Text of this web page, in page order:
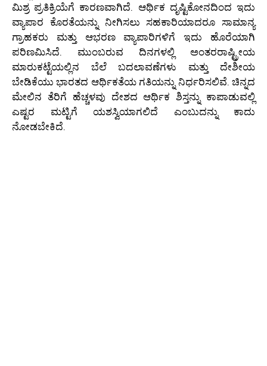
ಮಿಶ್ರ ಪ್ರತಿಕ್ರಿಯೆಗೆ ಕಾರಣವಾಗಿದೆ. ಆರ್ಥಿಕ ದೃಷ್ಟಿಕೋನದಿಂದ ಇದು
ವ್ಯಾಪಾರ ಕೊರತೆಯನ್ನು ನೀಗಿಸಲು ಸಹಕಾರಿಯಾದರೂ ಸಾಮಾನ್ಯ
ಗ್ರಾಹಕರು ಮತ್ತು ಆಭರಣ ವ್ಯಾಪಾರಿಗಳಿಗೆ ಇದು ಹೊರೆಯಾಗಿ
ಪರಿಣಮಿಸಿದೆ. ಮುಂಬರುವ ದಿನಗಳಲ್ಲಿ ಅಂತರರಾಷ್ಟ್ರೀಯ
ಮಾರುಕಟ್ಟೆಯಲ್ಲಿನ ಬೆಲೆ ಬದಲಾವಣೆಗಳು ಮತ್ತು ದೇಶೀಯ
ಬೇಡಿಕೆಯು ಭಾರತದ ಆರ್ಥಿಕತೆಯ ಗತಿಯನ್ನು ನಿರ್ಧರಿಸಲಿವೆ. ಚಿನ್ನದ
ಮೇಲಿನ ತೆರಿಗೆ ಹೆಚ್ಚಳವು ದೇಶದ ಆರ್ಥಿಕ ಶಿಸ್ತನ್ನು ಕಾಪಾಡುವಲ್ಲಿ
ಎಷ್ಟರ ಮಟ್ಟಿಗೆ ಯಶಸ್ವಿಯಾಗಲಿದೆ ಎಂಬುದನ್ನು ಕಾದು
ನೋಡಬೇಕಿದೆ.